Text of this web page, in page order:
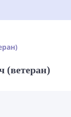
(ветеран)